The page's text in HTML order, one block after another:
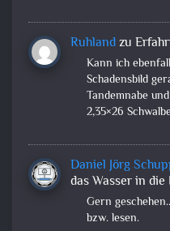
Ruhlandzu
Kann ich
Schadensbild
Tandemnabe
2,35×26
Daniel Jörg
das Wasser in
Gern
bzw. lesen.